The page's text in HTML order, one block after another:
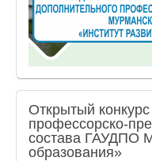
Открытый
профессорско-
состава ГАУДПО
образования»